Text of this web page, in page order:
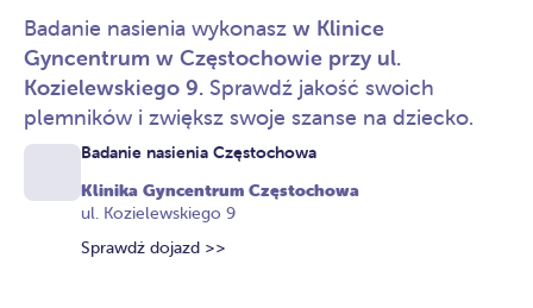
Badanie nasienia wykonasz w Klinice
Gyncentrum w Częstochowie przy ul.
Kozielewskiego 9. Sprawdź jakość swoich
plemników i zwiększ swoje szanse na dziecko.
Badanie nasienia Częstochowa
Klinika Gyncentrum Częstochowa
ul. Kozielewskiego 9
Sprawdź dojazd >>